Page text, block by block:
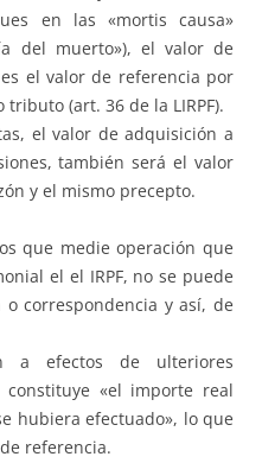
en las «mortis causa»
del muerto»), el valor de
el valor de referencia por
(art. 36 de la LIRPF).
el valor de adquisición a
también será el valor
y el mismo precepto.
que medie operación que
el el IRPF, no se puede
correspondencia y así, de
a efectos de ulteriores
«el importe real
hubiera efectuado», lo que
referencia.